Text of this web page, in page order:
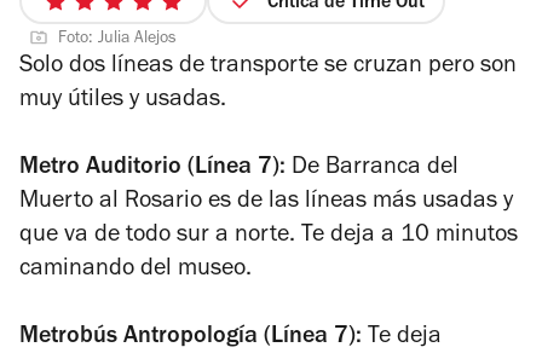
5
de
5
estrellas
Foto: Julia Alejos
Solo dos líneas de transporte se cruzan pero son
muy útiles y usadas.
Metro Auditorio (Línea 7): De Barranca del
Muerto al Rosario es de las líneas más usadas y
que va de todo sur a norte. Te deja a 10 minutos
caminando del museo.
Metrobús Antropología (Línea 7): Te deja